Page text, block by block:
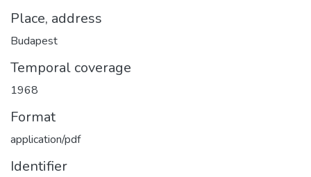
Place, address
Budapest
Temporal coverage
1968
Format
application/pdf
Identifier